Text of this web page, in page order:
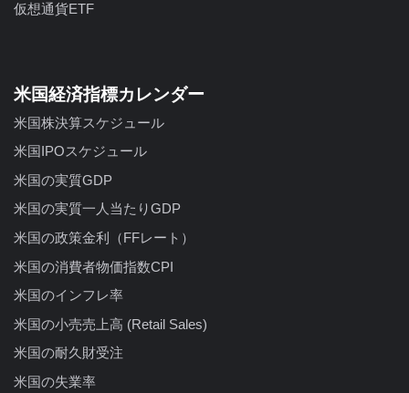
仮想通貨ETF
米国経済指標カレンダー
米国株決算スケジュール
米国IPOスケジュール
米国の実質GDP
米国の実質一人当たりGDP
米国の政策金利（FFレート）
米国の消費者物価指数CPI
米国のインフレ率
米国の小売売上高 (Retail Sales)
米国の耐久財受注
米国の失業率